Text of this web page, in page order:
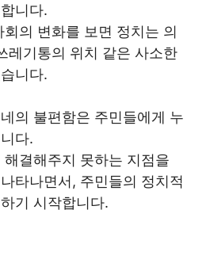
니다.
의 변화를 보면 정치는 의
레기통의 위치 같은 사소한
니다.
의 불편함은 주민들에게 누
다.
결해주지 못하는 지점을
타나면서, 주민들의 정치적
기 시작합니다.